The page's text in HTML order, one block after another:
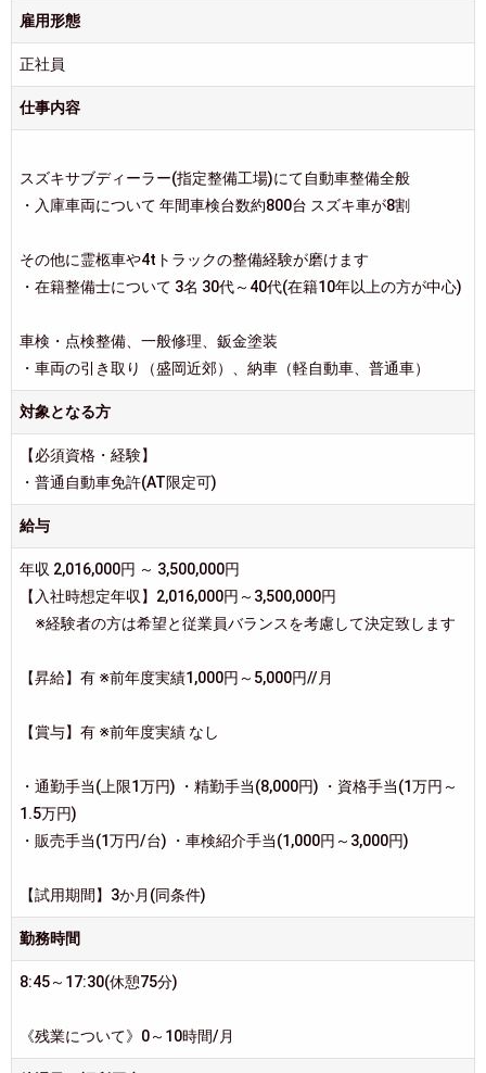
雇用形態
正社員
仕事内容
スズキサブディーラー(指定整備工場)にて自動車整備全般
・入庫車両について 年間車検台数約800台 スズキ車が8割
その他に霊柩車や4tトラックの整備経験が磨けます
・在籍整備士について 3名 30代～40代(在籍10年以上の方が中心)
車検・点検整備、一般修理、鈑金塗装
・車両の引き取り（盛岡近郊）、納車（軽自動車、普通車）
対象となる方
【必須資格・経験】
・普通自動車免許(AT限定可)
給与
年収 2,016,000円 ～ 3,500,000円
【入社時想定年収】2,016,000円～3,500,000円
※経験者の方は希望と従業員バランスを考慮して決定致します
【昇給】有 ※前年度実績1,000円～5,000円//月
【賞与】有 ※前年度実績 なし
・通勤手当(上限1万円) ・精勤手当(8,000円) ・資格手当(1万円～
1.5万円)
・販売手当(1万円/台) ・車検紹介手当(1,000円～3,000円)
【試用期間】3か月(同条件)
勤務時間
8:45～17:30(休憩75分)
《残業について》0～10時間/月